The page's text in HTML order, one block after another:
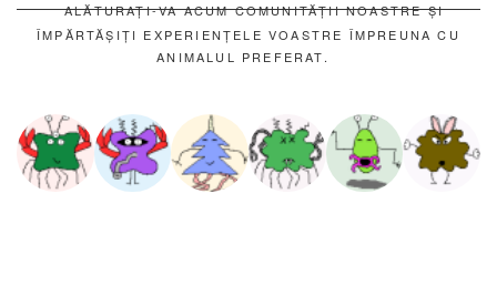
ALĂTURAȚI-VA ACUM COMUNITĂȚII NOASTRE ȘI
ÎMPĂRTĂȘIȚI EXPERIENȚELE VOASTRE ÎMPREUNA CU
ANIMALUL PREFERAT.